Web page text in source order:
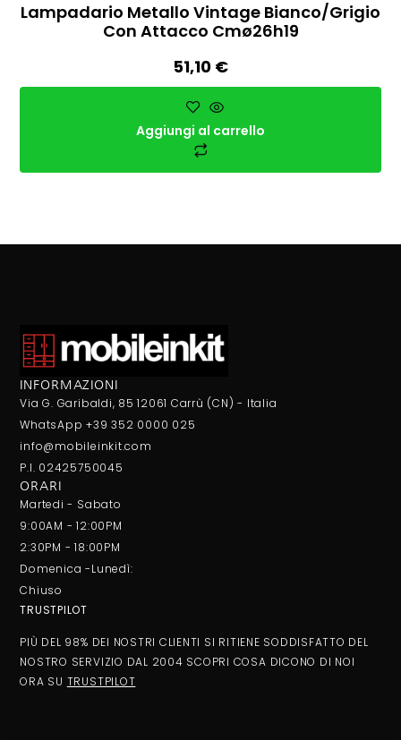
Lampadario Metallo Vintage Bianco/grigio
Con Attacco Cmø26h19
51,10 €
Aggiungi al carrello
INFORMAZIONI
Via G. Garibaldi, 85 12061 Carrù (CN) - Italia
WhatsApp +39 352 0000 025
info@mobileinkit.com
P.I. 02425750045
ORARI
Martedi - Sabato
9:00AM - 12:00PM
2:30PM - 18:00PM
Domenica -Lunedì:
Chiuso
TRUSTPILOT
PIÙ DEL 98% DEI NOSTRI CLIENTI SI RITIENE SODDISFATTO DEL
NOSTRO SERVIZIO DAL 2004 SCOPRI COSA DICONO DI NOI
ORA SU TRUSTPILOT